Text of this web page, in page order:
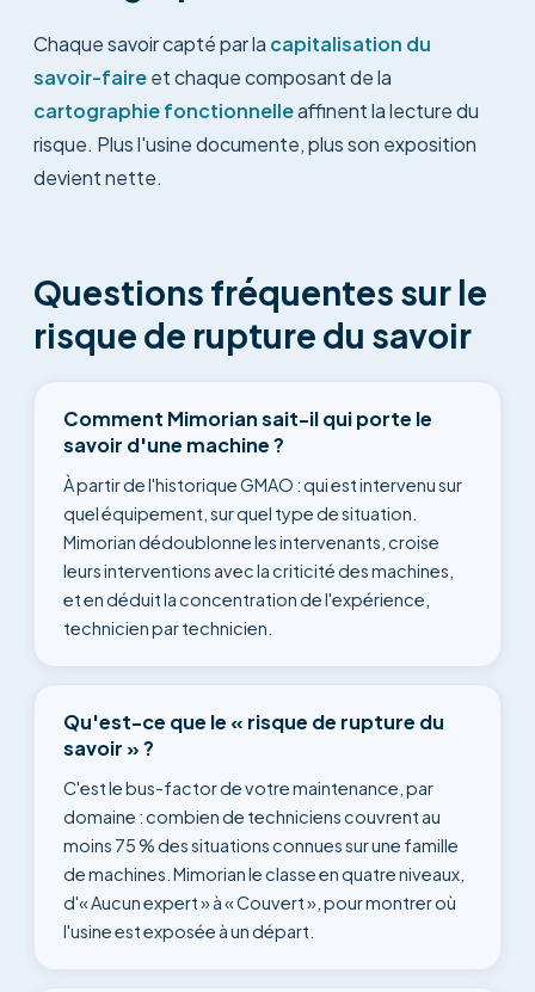
Chaque savoir capté par la capitalisation du
savoir-faireet chaque composant de la
cartographie fonctionnelleaffinent la lecture du
risque. Plus l'usine documente, plus son exposition
devient nette.
Questions fréquentes sur le
risque de rupture du savoir
Comment Mimorian sait-il qui porte le
savoir d'une machine ?
À partir de l'historique GMAO : qui est intervenu sur
quel équipement, sur quel type de situation.
Mimorian dédoublonne les intervenants, croise
leurs interventions avec la criticité des machines,
et en déduit la concentration de l'expérience,
technicien par technicien.
Qu'est-ce que le « risque de rupture du
savoir » ?
C'est le bus-factor de votre maintenance, par
domaine : combien de techniciens couvrent au
moins 75 % des situations connues sur une famille
de machines. Mimorian le classe en quatre niveaux,
d'« Aucun expert » à « Couvert », pour montrer où
l'usine est exposée à un départ.